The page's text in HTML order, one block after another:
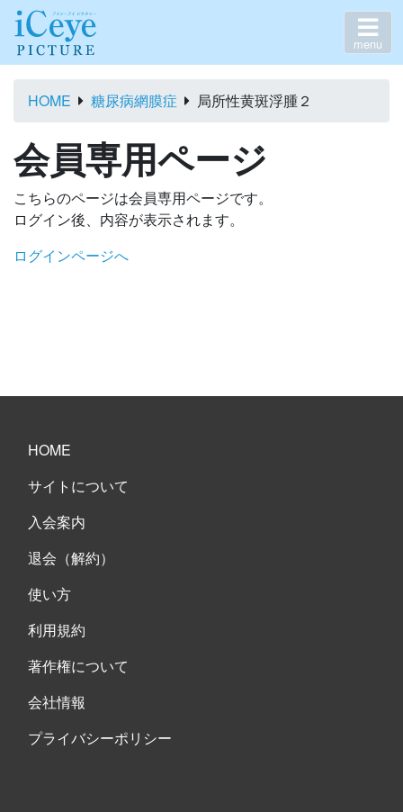
menu
HOME 糖尿病網膜症 局所性黄斑浮腫２
会員専用ページ
こちらのページは会員専用ページです。
ログイン後、内容が表示されます。
ログインページへ
HOME
サイトについて
入会案内
退会（解約）
使い方
利用規約
著作権について
会社情報
プライバシーポリシー